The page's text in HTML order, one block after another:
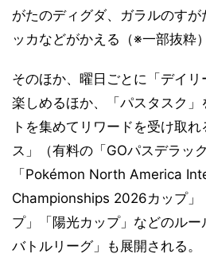
がたのディグダ、ガラルのす
ッカなどがかえる（※一部抜粋）
そのほか、曜日ごとに「デイ
楽しめるほか、「パスタスク
トを集めてリワードを受け取
ス」（有料の「GOパスデラッ
「Pokémon North America
Championships 2026カップ」
プ」「陽光カップ」などのル
バトルリーグ」も展開される。